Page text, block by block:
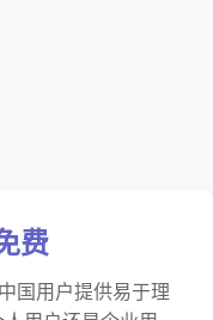
费
国用户提供易于理